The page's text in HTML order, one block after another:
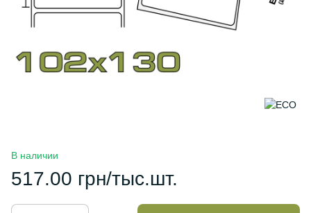
В наличии
517.00 грн/тыс.шт.